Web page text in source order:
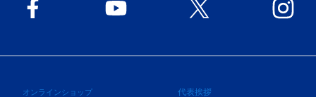
オンラインショップ 代表挨拶